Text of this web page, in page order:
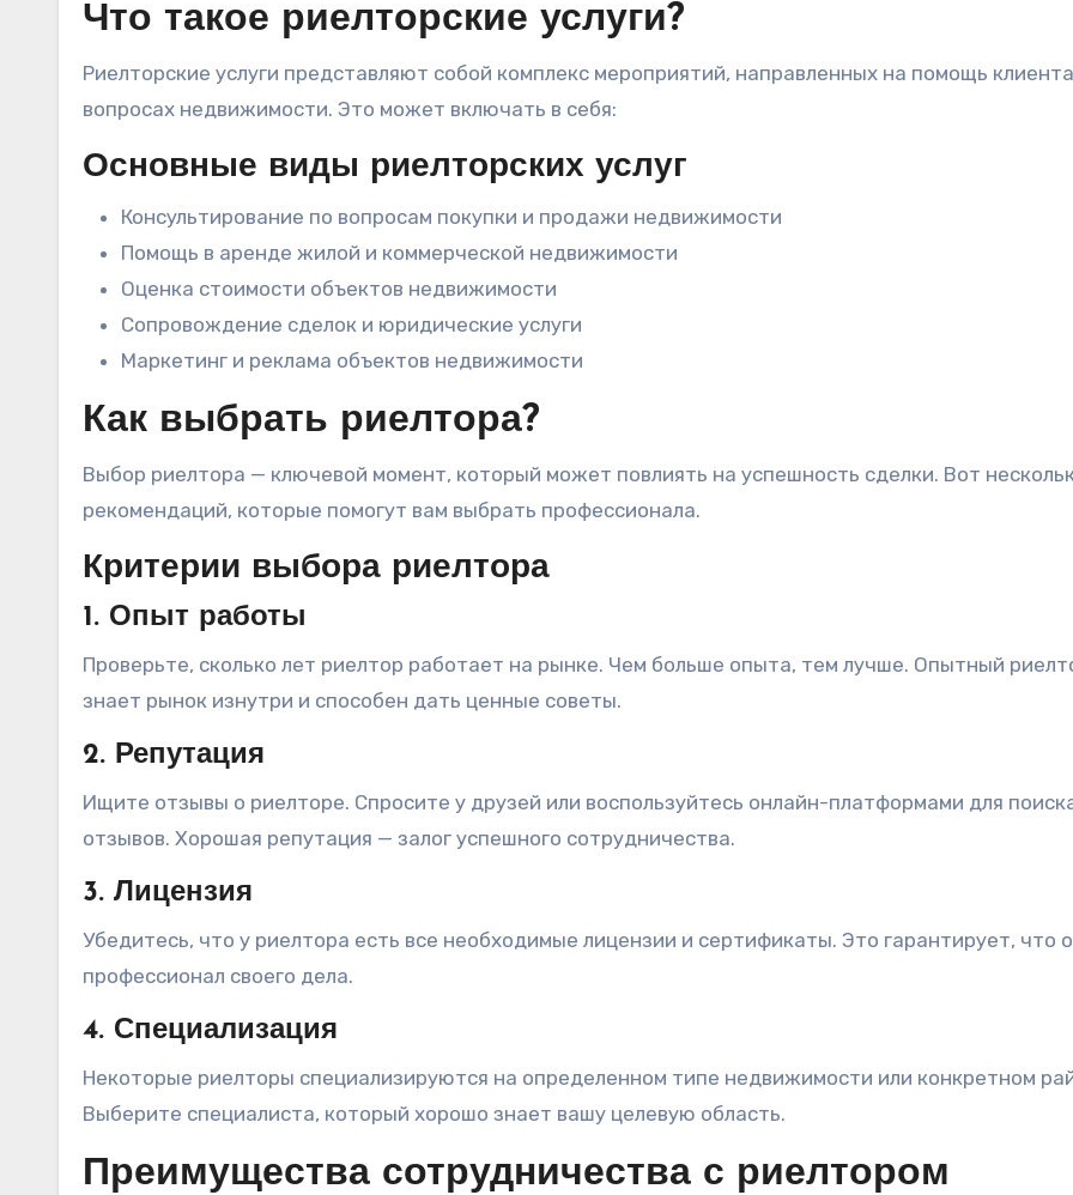
Что такое риелторские услуги?
Риелторские услуги представляют собой комплекс мероприятий, направленных на помощь
вопросах недвижимости. Это может включать в себя:
Основные виды риелторских услуг
Консультирование по вопросам покупки и продажи недвижимости
Помощь в аренде жилой и коммерческой недвижимости
Оценка стоимости объектов недвижимости
Сопровождение сделок и юридические услуги
Маркетинг и реклама объектов недвижимости
Как выбрать риелтора?
Выбор риелтора — ключевой момент, который может повлиять на успешность сделки. Вот
рекомендаций, которые помогут вам выбрать профессионала.
Критерии выбора риелтора
1. Опыт работы
Проверьте, сколько лет риелтор работает на рынке. Чем больше опыта, тем лучше. Опытный
знает рынок изнутри и способен дать ценные советы.
2. Репутация
Ищите отзывы о риелторе. Спросите у друзей или воспользуйтесь онлайн-платформами для
отзывов. Хорошая репутация — залог успешного сотрудничества.
3. Лицензия
Убедитесь, что у риелтора есть все необходимые лицензии и сертификаты. Это гарантирует, что
профессионал своего дела.
4. Специализация
Некоторые риелторы специализируются на определенном типе недвижимости или конкретном
Выберите специалиста, который хорошо знает вашу целевую область.
Преимущества сотрудничества с риелтором